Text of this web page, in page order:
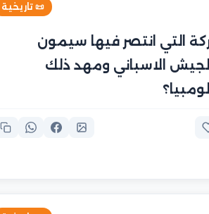
📜 تاريخية
التي انتصر فيها سيمون
الاسباني ومهد ذلك